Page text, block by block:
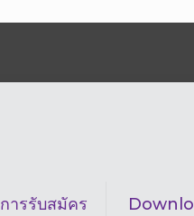
การรับสมัคร